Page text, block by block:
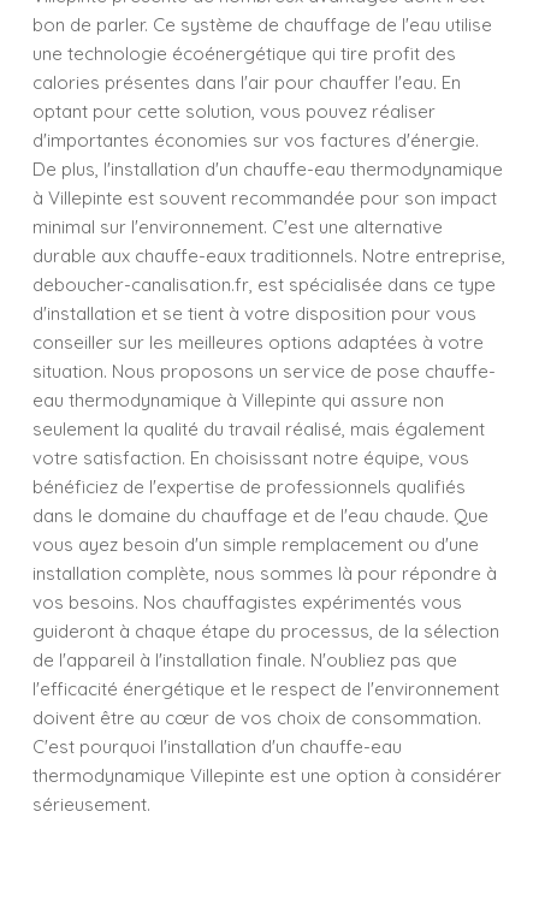
bon de parler. Ce système de chauffage de l'eau utilise
une technologie écoénergétique qui tire profit des
calories présentes dans l'air pour chauffer l'eau. En
optant pour cette solution, vous pouvez réaliser
d'importantes économies sur vos factures d'énergie.
De plus, l'installation d'un chauffe-eau thermodynamique
à Villepinte est souvent recommandée pour son impact
minimal sur l'environnement. C'est une alternative
durable aux chauffe-eaux traditionnels. Notre entreprise,
deboucher-canalisation.fr, est spécialisée dans ce type
d'installation et se tient à votre disposition pour vous
conseiller sur les meilleures options adaptées à votre
situation. Nous proposons un service de pose chauffe-
eau thermodynamique à Villepinte qui assure non
seulement la qualité du travail réalisé, mais également
votre satisfaction. En choisissant notre équipe, vous
bénéficiez de l'expertise de professionnels qualifiés
dans le domaine du chauffage et de l'eau chaude. Que
vous ayez besoin d'un simple remplacement ou d'une
installation complète, nous sommes là pour répondre à
vos besoins. Nos chauffagistes expérimentés vous
guideront à chaque étape du processus, de la sélection
de l'appareil à l'installation finale. N'oubliez pas que
l'efficacité énergétique et le respect de l'environnement
doivent être au cœur de vos choix de consommation.
C'est pourquoi l'installation d'un chauffe-eau
thermodynamique Villepinte est une option à considérer
sérieusement.